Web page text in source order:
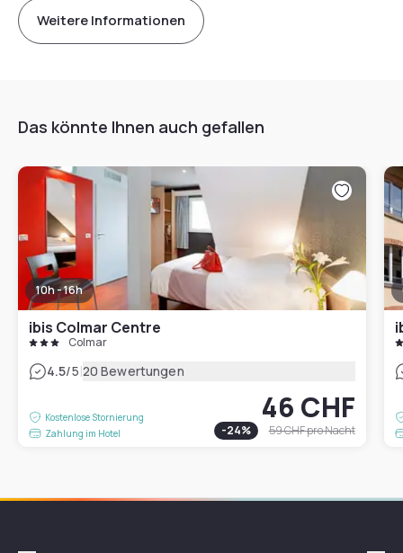
Weitere Informationen
Das könnte Ihnen auch gefallen
10h - 16h
ibis Colmar Centre
Colmar
4.5/5|20 Bewertungen
Kostenlose Stornierung
Zahlung im Hotel
46 CHF
-24% 59 CHFpro Nacht